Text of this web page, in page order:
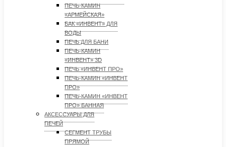
ПЕЧЬ-КАМИН
«АРМЕЙСКАЯ»
БАК «ИНВЕНТ» ДЛЯ
ВОДЫ
ПЕЧЬ ДЛЯ БАНИ
ПЕЧЬ-КАМИН
«ИНВЕНТ» 3D
ПЕЧЬ «ИНВЕНТ ПРО»
ПЕЧЬ-КАМИН «ИНВЕНТ
ПРО»
ПЕЧЬ-КАМИН «ИНВЕНТ
ПРО» БАННАЯ
АКСЕССУАРЫ ДЛЯ
ПЕЧЕЙ
СЕГМЕНТ ТРУБЫ
ПРЯМОЙ